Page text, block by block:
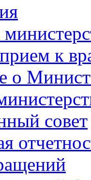
к
о
совет